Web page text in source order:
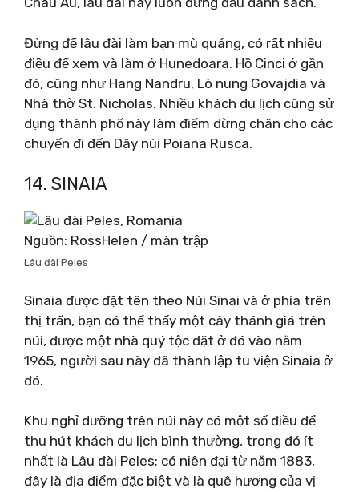
Đừng để lâu đài làm bạn mù quáng, có rất nhiều
điều để xem và làm ở Hunedoara. Hồ Cinci ở gần
đó, cũng như Hang Nandru, Lò nung Govajdia và
Nhà thờ St. Nicholas. Nhiều khách du lịch cũng sử
dụng thành phố này làm điểm dừng chân cho các
chuyến đi đến Dãy núi Poiana Rusca.
14. SINAIA
Nguồn: RossHelen / màn trập
Lâu đài Peles
Sinaia được đặt tên theo Núi Sinai và ở phía trên
thị trấn, bạn có thể thấy một cây thánh giá trên
núi, được một nhà quý tộc đặt ở đó vào năm
1965, người sau này đã thành lập tu viện Sinaia ở
đó.
Khu nghỉ dưỡng trên núi này có một số điều để
thu hút khách du lịch bình thường, trong đó ít
nhất là Lâu đài Peles; có niên đại từ năm 1883,
đây là địa điểm đặc biệt và là quê hương của vị